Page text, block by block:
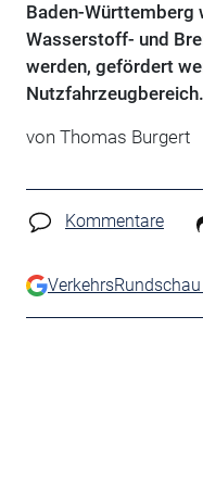
Baden-Württemberg
Wasserstoff- und
werden, gefördert
Nutzfahrzeugbereich.
von Thomas Burgert
Kommentare